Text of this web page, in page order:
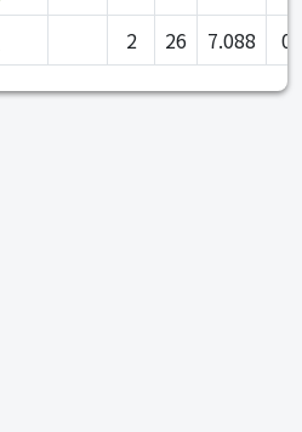
2 26 7.088 0